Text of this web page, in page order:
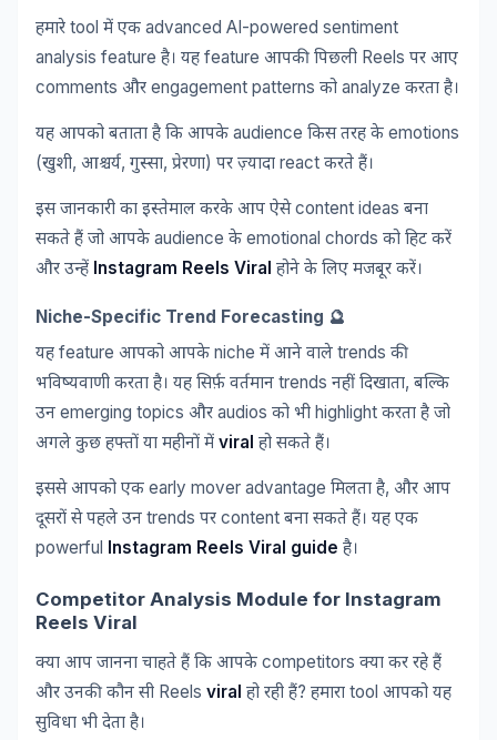
हमारे tool में एक advanced AI-powered sentiment
analysis feature है। यह feature आपकी पिछली Reels पर आए
comments और engagement patterns को analyze करता है।
यह आपको बताता है कि आपके audience किस तरह के emotions
(खुशी, आश्चर्य, गुस्सा, प्रेरणा) पर ज़्यादा react करते हैं।
इस जानकारी का इस्तेमाल करके आप ऐसेcontent ideas बना
सकते हैं जो आपके audience के emotional chords को हिट करें
और उन्हें Instagram Reels Viral होने के लिए मजबूर करें।
Niche-Specific Trend Forecasting 🔮
यह feature आपको आपके niche में आने वाले trends की
भविष्यवाणी करता है। यह सिर्फ़ वर्तमान trends नहीं दिखाता, बल्कि
उन emerging topics और audios को भी highlight करता है जो
अगले कुछ हफ्तों या महीनों में viral हो सकते हैं।
इससे आपको एक early mover advantage मिलता है, और आप
दूसरों से पहले उन trends पर content बना सकते हैं। यह एक
powerful Instagram Reels Viral guide है।
Competitor Analysis Module for Instagram
Reels Viral
क्या आप जानना चाहते हैं कि आपके competitors क्या कर रहे हैं
और उनकी कौन सी Reels viral हो रही हैं? हमारा tool आपको यह
सुविधा भी देता है।